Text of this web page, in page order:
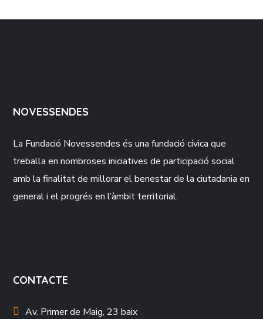
NOVESSENDES
La Fundació Novessendes és una fundació cívica que
treballa en nombroses iniciatives de participació social
amb la finalitat de millorar el benestar de la ciutadania en
general i el progrés en l’àmbit territorial.
CONTACTE
Av. Primer de Maig, 23 baix